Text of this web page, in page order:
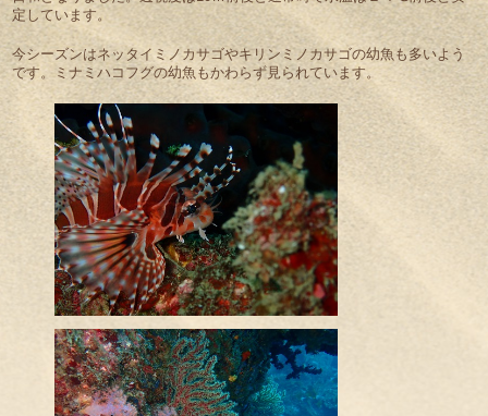
定しています。
今シーズンはネッタイミノカサゴやキリンミノカサゴの幼魚も多いよう
です。ミナミハコフグの幼魚もかわらず見られています。